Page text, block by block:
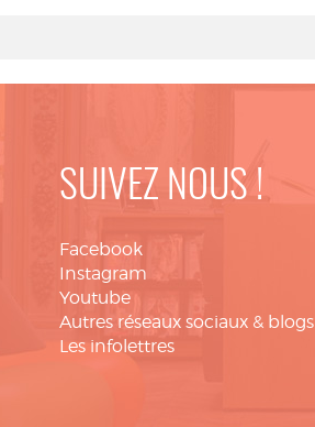
SUIVEZ NOUS !
Facebook
Instagram
Youtube
Autres réseaux sociaux & blogs
Les infolettres